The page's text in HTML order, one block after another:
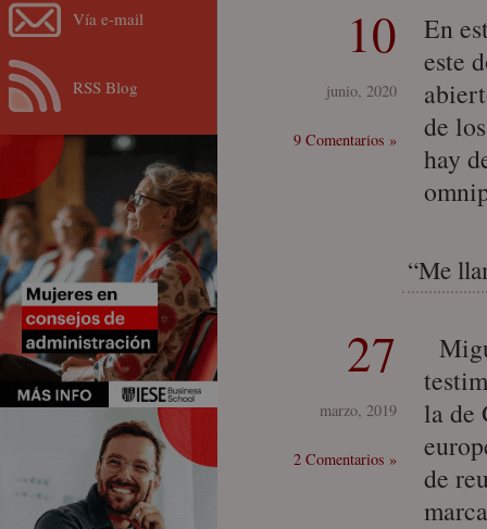
10
junio, 2020
9 Comentarios »
En
este
de
hay
“Me
27
marzo, 2019
2 Comentarios »
la de
de
Vía e-mail
RSS Blog